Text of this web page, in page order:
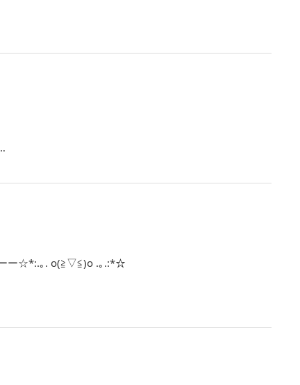
ーー☆*:.｡. o(≧▽≦)o .｡.:*☆